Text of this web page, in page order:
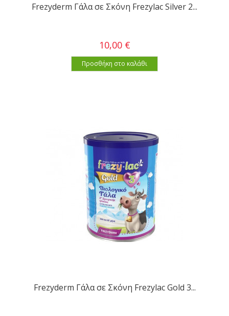
Frezyderm Γάλα σε Σκόνη Frezylac Silver 2...
10,00 €
Προσθήκη στο καλάθι
Frezyderm Γάλα σε Σκόνη Frezylac Gold 3...